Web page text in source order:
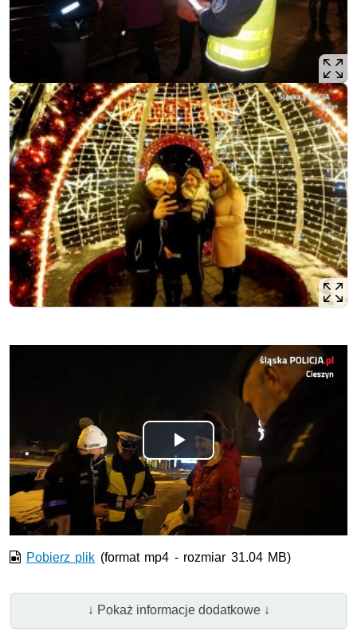
Odtwórz
wideo
Pobierz plik (format mp4 - rozmiar 31.04 MB)
↓ Pokaż informacje dodatkowe ↓